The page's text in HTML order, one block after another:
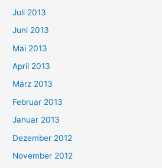
Juli 2013
Juni 2013
Mai 2013
April 2013
März 2013
Februar 2013
Januar 2013
Dezember 2012
November 2012